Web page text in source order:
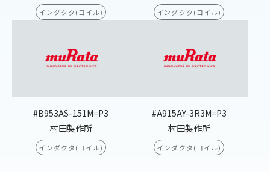
インダクタ(コイル) インダクタ(コイル)
#B953AS-151M=P3
村田製作所
インダクタ(コイル)
#A915AY-3R3M=P3
村田製作所
インダクタ(コイル)